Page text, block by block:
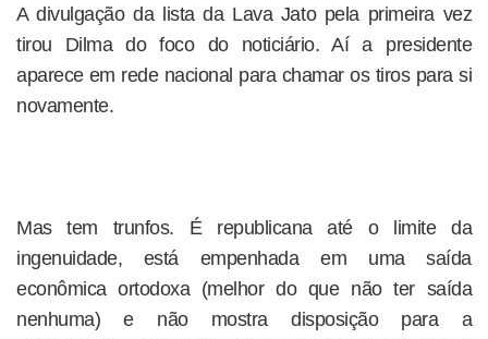
A divulgação da lista da Lava Jato pela primeira vez
tirou Dilma do foco do noticiário. Aí a presidente
aparece em rede nacional para chamar os tiros para si
novamente.
Mas tem trunfos. É republicana até o limite da
ingenuidade, está empenhada em uma saída
econômica ortodoxa (melhor do que não ter saída
nenhuma) e não mostra disposição para a